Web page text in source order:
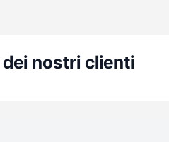
nostri clienti